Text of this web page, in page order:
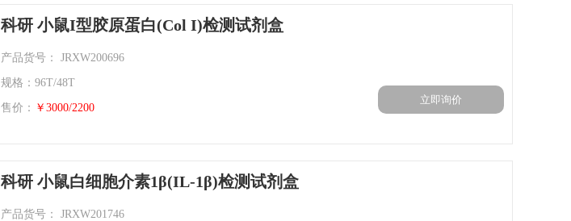
科研 小鼠I型胶原蛋白(Col I)检测试剂盒
产品货号： JRXW200696
规格：96T/48T
售价： ￥3000/2200
立即询价
科研 小鼠白细胞介素1β(IL-1β)检测试剂盒
产品货号： JRXW201746